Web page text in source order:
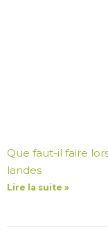
Que faut-il faire
landes
Lire la suite »